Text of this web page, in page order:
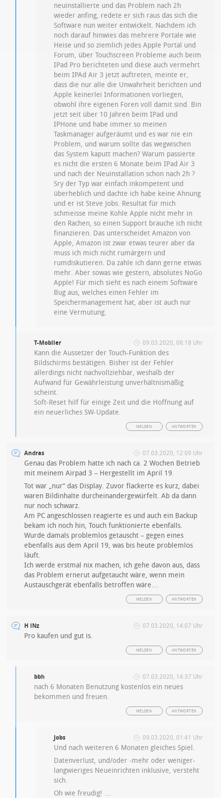
neuinstallierte und das Problem nach 2h
wieder anfing, redete er sich raus das sich die
Software nun weiter entwickelt. Nachdem ich
noch darauf hinwies das mehrere Portale wie
Heise und so ziemlich jedes Apple Portal und
Forum, über Touchscreen Probleme auch beim
IPad Pro berichteten und diese auch vermehrt
beim IPAd Air 3 jetzt auftreten, meinte er,
dass die nur alle die Unwahrheit berichten und
Apple keinerlei Informationen vorliegen,
obwohl ihre eigenen Foren voll damit sind. Bin
jetzt seit über 10 Jahren beim IPad und
IPHone und habe immer so meinen
Taskmanager aufgeräumt und es war nie ein
Problem, und warum sollte das wegwischen
das System kaputt machen? Warum passierte
es nicht die ersten 6 Monate beim IPad Air 3
und nach der Neuinstallation schon nach 2h ?
Sry der Typ war einfach inkompetent und
überheblich und dachte ich habe keine Ahnung
und er ist Steve Jobs. Resultat für mich
schmeisse meine Kohle Apple nicht mehr in
den Rachen, so einen Support brauche ich nicht
finanzieren. Das unterscheidet Amazon von
Apple, Amazon ist zwar etwas teurer aber da
muss ich mich nicht rumärgern und
rumdiskutieren. Da zahle ich dann gerne etwas
mehr. Aber sowas wie gestern, absolutes NoGo
Apple! Für mich sieht es nach einem Software
Bug aus, welches einen Fehler im
Speichermanagement hat, aber ist auch nur
eine Vermutung.
T-Mobiler 09.03.2020, 08:18 Uhr
Kann die Aussetzer der Touch-Funktion des
Bildschirms bestätigen. Bisher ist der Fehler
allerdings nicht nachvollziehbar, weshalb der
Aufwand für Gewährleistung unverhältnismäßig
scheint.
Soft-Reset hilf für einige Zeit und die Hoffnung auf
ein neuerliches SW-Update.
ANTWORTEN
MELDEN
Andras 07.03.2020, 12:09 Uhr
Genau das Problem hatte ich nach ca. 2 Wochen Betrieb
mit meinem Airpad 3 – Hergestellt im April 19.
Tot war „nur“ das Display. Zuvor flackerte es kurz, dabei
waren Bildinhalte durcheinandergewürfelt. Ab da dann
nur noch schwarz.
Am PC angeschlossen reagierte es und auch ein Backup
bekam ich noch hin, Touch funktionierte ebenfalls.
Wurde damals problemlos getauscht – gegen eines
ebenfalls aus dem April 19, was bis heute problemlos
läuft.
Ich werde erstmal nix machen, ich gehe davon aus, dass
das Problem ernerut aufgetaucht wäre, wenn mein
Austauschgerät ebenfalls betroffen wäre…
ANTWORTEN
MELDEN
H iNz 07.03.2020, 14:07 Uhr
Pro kaufen und gut is.
ANTWORTEN
MELDEN
bbh 07.03.2020, 14:37 Uhr
nach 6 Monaten Benutzung kostenlos ein neues
bekommen und freuen.
ANTWORTEN
MELDEN
Jobs 09.03.2020, 01:41 Uhr
Und nach weiteren 6 Monaten gleiches Spiel.
Datenverlust, und/oder -mehr oder weniger-
langwieriges Neueinrichten inklusive, versteht
sich.
Oh wie freudig! …